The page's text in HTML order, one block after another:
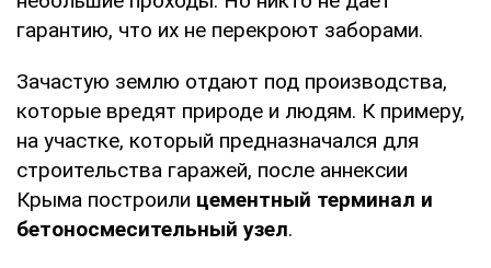
гарантию, что их не перекроют заборами.
Зачастую землю отдают под производства,
которые вредят природе и людям. К примеру,
на участке, который предназначался для
строительства гаражей, после аннексии
Крыма построили цементный терминал и
бетоносмесительный узел.